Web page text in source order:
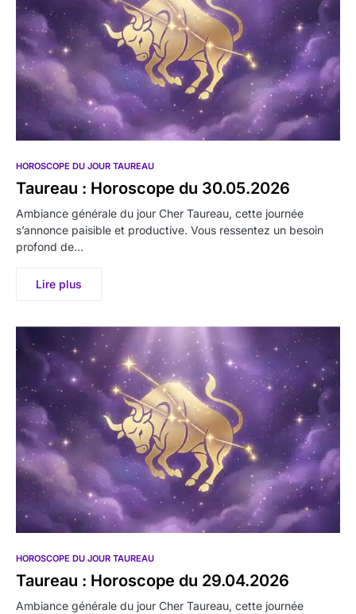
HOROSCOPE DU JOUR TAUREAU
Taureau : Horoscope du 30.05.2026
Ambiance générale du jour Cher Taureau, cette journée
s’annonce paisible et productive. Vous ressentez un besoin
profond de…
Lire plus
HOROSCOPE DU JOUR TAUREAU
Taureau : Horoscope du 29.04.2026
Ambiance générale du jour Cher Taureau, cette journée